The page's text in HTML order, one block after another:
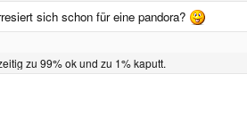
sich schon für eine pandora?
zu 99% ok und zu 1% kaputt.